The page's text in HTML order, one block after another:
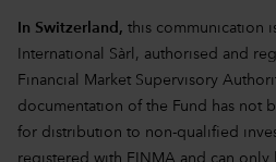
In Switzerland, this communication
International Sàrl, authorised and
Financial Market Supervisory
documentation of the Fund has not
for distribution to non-qualified
registered with FINMA and can only